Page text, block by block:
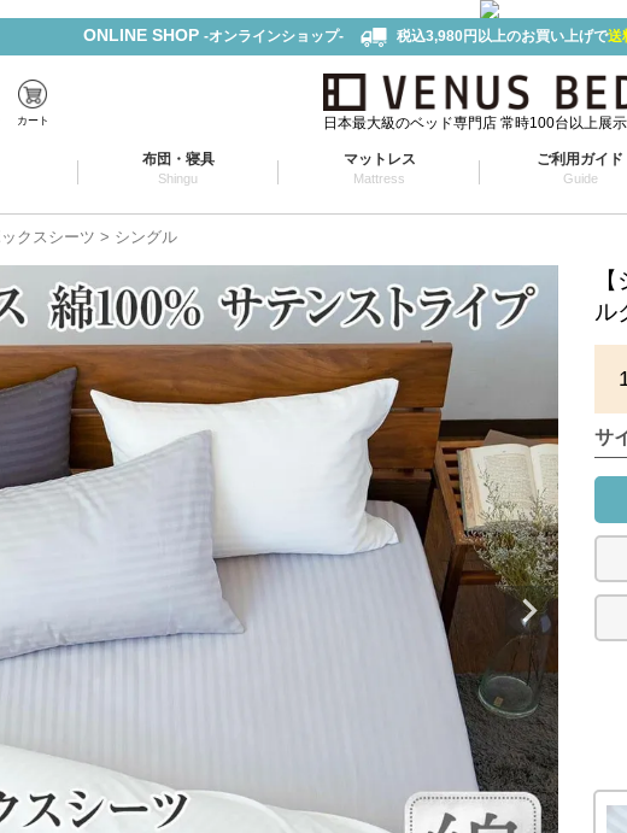
ONLINE SHOP -オンラインショップ- 税込3,980円以上のお買い上げで送
カート 日本最大級のベッド専門店 常時100台以上展示
布団・寝具
Shingu
マットレス
Mattress
ご利用ガイド
Guide
クスシーツ シングル
ル
サ